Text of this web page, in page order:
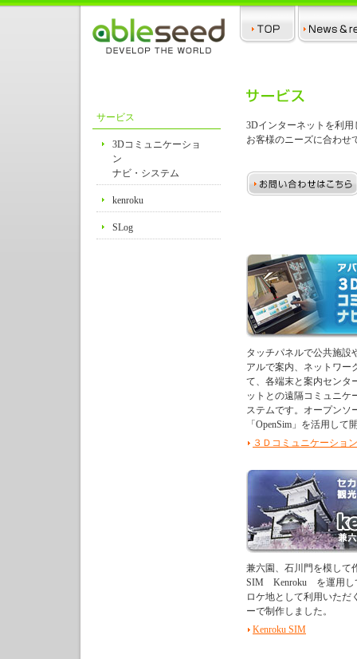
サービス
3Dコミュニケーショ
ン
ナビ・システム
kenroku
SLog
3Dインターネットを利
お客様のニーズに合わせ
タッチパネルで公共施設
アルで案内、ネットワー
て、各端末と案内センタ
ットとの遠隔コミュニケ
ステムです。オープンソ
「OpenSim」を活用して
３Ｄコミュニケーショ
兼六園、石川門を模して
SIM Kenroku を運用し
ロケ地として利用いただ
ーで制作しました。
Kenroku SIM